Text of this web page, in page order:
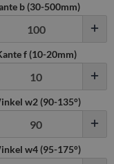
b (30-500mm)
f (10-20mm)
w2 (90-135°)
w4 (95-175°)